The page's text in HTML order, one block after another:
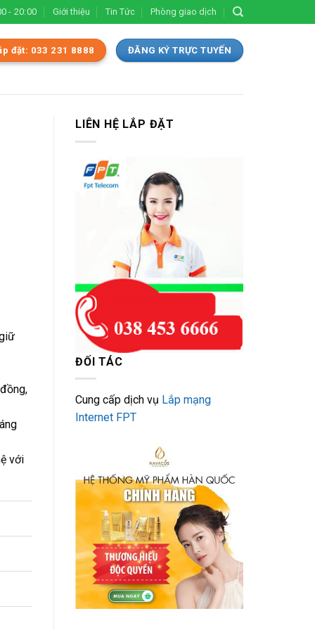
- 20:00 Giới thiệu Tin Tức Phòng giao dịch
đặt: 033 231 8888 ĐĂNG KÝ TRỰC TUYẾN
với
LIÊN HỆ LẮP ĐẶT
ĐỐI TÁC
Cung cấp dịch vụ Lắp mạng
Internet FPT